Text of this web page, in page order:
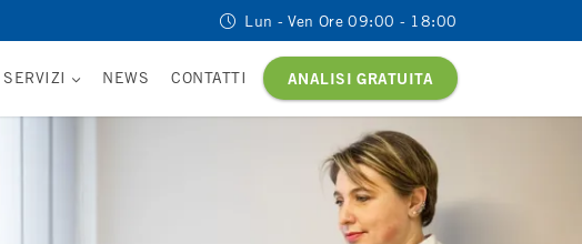
Lun - Ven Ore 09:00 - 18:00
SERVIZI NEWS CONTATTI ANALISI GRATUITA